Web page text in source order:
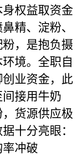
权益取资金
精、淀粉、
，是抱负摄
境。全职自
业资金，此
接用牛奶
货源供应极
十分亮眼：
冲破